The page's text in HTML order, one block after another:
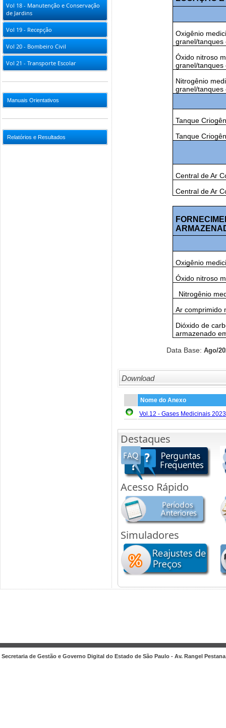
Vol 18 - Manutenção e Conservação
de Jardins
Vol 19 - Recepção
Vol 20 - Bombeiro Civil
Vol 21 - Transporte Escolar
Manuais Orientativos
Relatórios e Resultados
Oxigênio
granel/tanques
Óxido nitroso
granel/tanques
Nitrogênio
granel/tanques
Tanque
Tanque
Central de Ar
Central de Ar
Oxigênio
Óxido nitroso
Nitrogênio
Ar comprimido
Dióxido de
armazenado
Data Base: Ago/
Download
Nome do Anexo
Vol.12 - Gases Medicinais 2023
Destaques
Acesso Rápido
Simuladores
Secretaria de Gestão e Governo Digital do Estado de São Paulo - Av. Rangel